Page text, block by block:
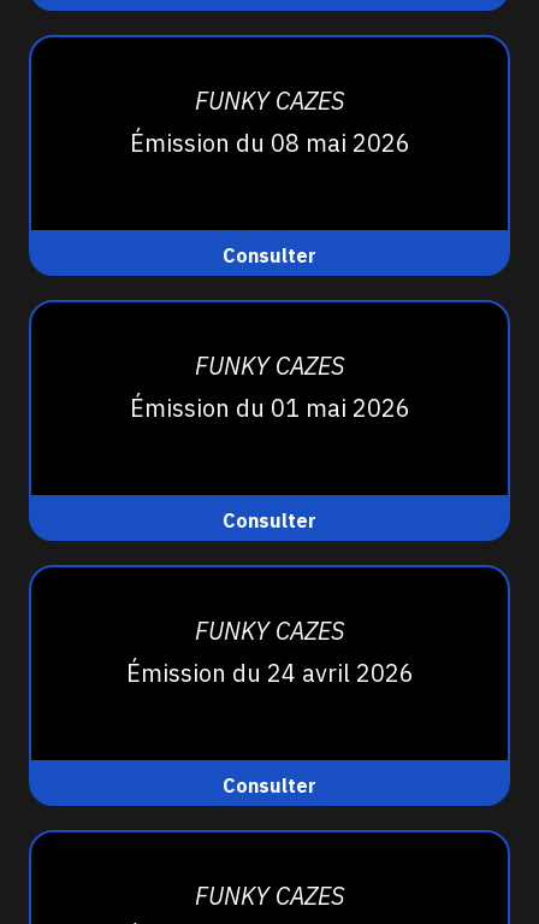
FUNKY CAZES
Émission du 08 mai 2026
Consulter
FUNKY CAZES
Émission du 01 mai 2026
Consulter
FUNKY CAZES
Émission du 24 avril 2026
Consulter
FUNKY CAZES